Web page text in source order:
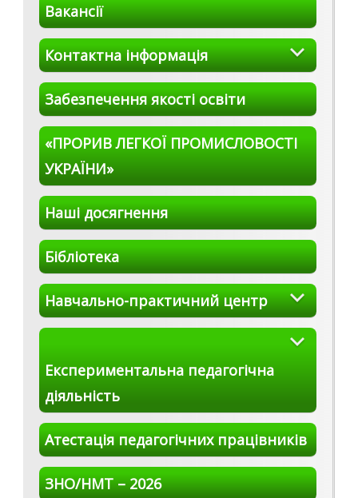
Вакансії
Контактна інформація
Забезпечення якості освіти
«ПРОРИВ ЛЕГКОЇ ПРОМИСЛОВОСТІ
УКРАЇНИ»
Наші досягнення
Бібліотека
Навчально-практичний центр
Експериментальна педагогічна
діяльність
Атестація педагогічних працівників
ЗНО/НМТ – 2026